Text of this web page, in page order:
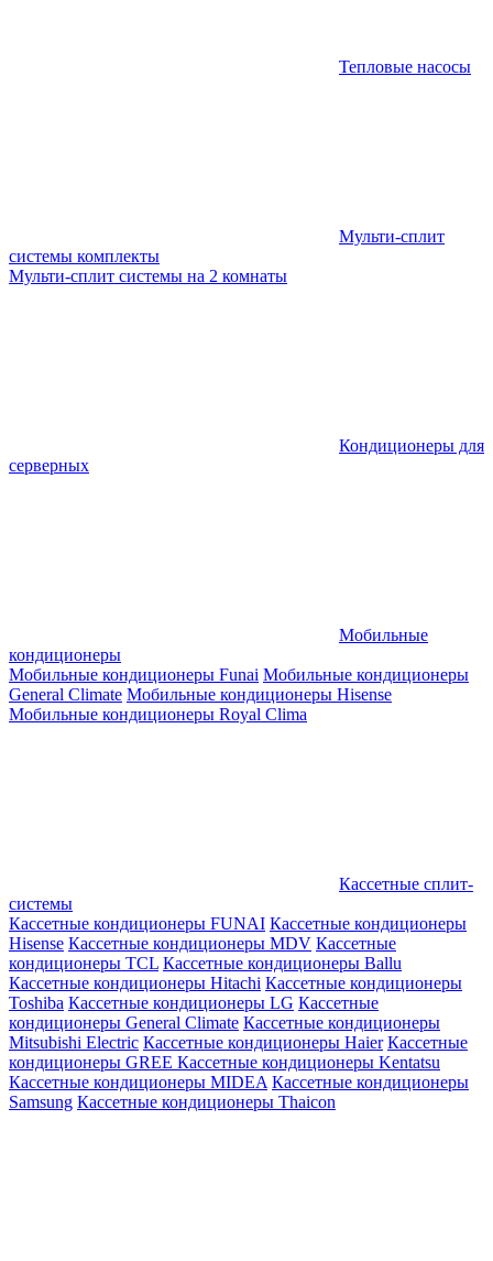
Тепловые насосы
Мульти-сплит
системы комплекты
Мульти-сплит системы на 2 комнаты
Кондиционеры для
серверных
Мобильные
кондиционеры
Мобильные кондиционеры Funai Мобильные кондиционеры
General Climate Мобильные кондиционеры Hisense
Мобильные кондиционеры Royal Clima
Кассетные сплит-
системы
Кассетные кондиционеры FUNAI Кассетные кондиционеры
Hisense Кассетные кондиционеры MDV Кассетные
кондиционеры TCL Кассетные кондиционеры Ballu
Кассетные кондиционеры Hitachi Кассетные кондиционеры
Toshiba Кассетные кондиционеры LG Кассетные
кондиционеры General Climate Кассетные кондиционеры
Mitsubishi Electric Кассетные кондиционеры Haier Кассетные
кондиционеры GREE Кассетные кондиционеры Kentatsu
Кассетные кондиционеры MIDEA Кассетные кондиционеры
Samsung Кассетные кондиционеры Thaicon